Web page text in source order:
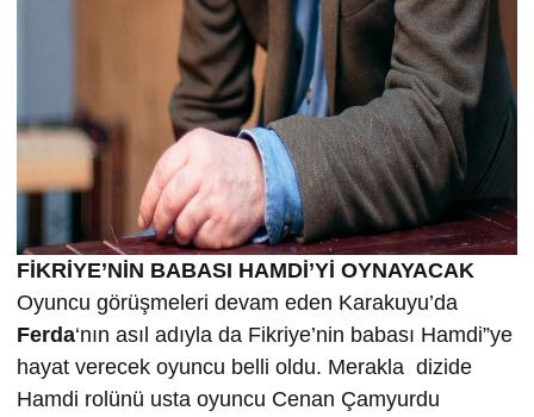
FİKRİYE’NİN BABASI HAMDİ’Yİ OYNAYACAK
Oyuncu görüşmeleri devam eden Karakuyu’da
Ferda‘nın asıl adıyla da Fikriye’nin babası Hamdi”ye
hayat verecek oyuncu belli oldu. Merakla dizide
Hamdi rolünü usta oyuncu Cenan Çamyurdu